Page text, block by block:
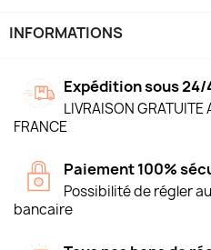
INFORMATIONS
Expédition sous
LIVRAISON GRATUITE
FRANCE
Paiement 100%
Possibilité de régler
bancaire